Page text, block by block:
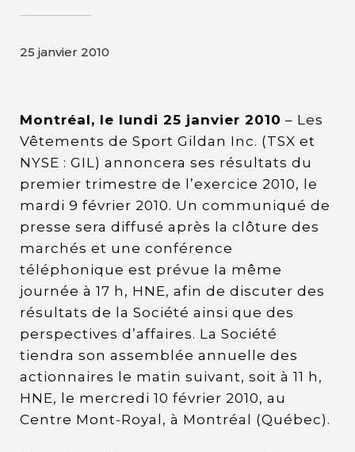
25 janvier 2010
Montréal, le lundi 25 janvier 2010 – Les
Vêtements de Sport Gildan Inc. (TSX et
NYSE : GIL) annoncera ses résultats du
premier trimestre de l’exercice 2010, le
mardi 9 février 2010. Un communiqué de
presse sera diffusé après la clôture des
marchés et une conférence
téléphonique est prévue la même
journée à 17 h, HNE, afin de discuter des
résultats de la Société ainsi que des
perspectives d’affaires. La Société
tiendra son assemblée annuelle des
actionnaires le matin suivant, soit à 11 h,
HNE, le mercredi 10 février 2010, au
Centre Mont-Royal, à Montréal (Québec).